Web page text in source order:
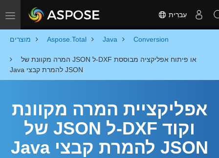
Toggle navigation עִברִית
מוצרים Aspose.Total Java Conversion
המרה מקוונת של JSON ל-DXF או פיתוח אפליקציה מבוססת
Java להמרת קבצי JSON
אפליקציית המרה מקוונת
של JSON ל-DXF וקוד
Java להמרת קבצי JSON